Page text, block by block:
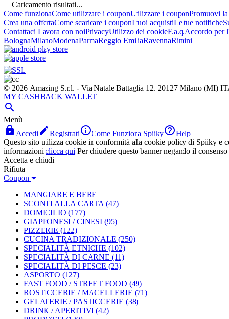
Caricamento risultati...
Come funzionaCome utilizzare i couponUtilizzare i couponPromuovi la
Crea una offertaCome scaricare i couponI tuoi acquistiLe tue notifiche
Contattaci Lavora con noiPrivacyUtilizzo dei cookieF.a.q.Accordo per
BolognaMilanoModenaParmaReggio EmiliaRavennaRimini
© 2026 Amazing S.r.l. - Via Natale Battaglia 12, 20127 Milano (MI)
MY CASHBACK WALLET

Menù
 Accedi RegistratiCome Funziona SpiikyHelp
Questo sito utilizza cookie in conformità alla cookie policy di Spiiky e
informazioni clicca qui Per chiudere questo banner negando il consenso
Accetta e chiudi
Rifiuta
Coupon
MANGIARE E BERE
SCONTI ALLA CARTA (47)
DOMICILIO (177)
GIAPPONESI / CINESI (95)
PIZZERIE (122)
CUCINA TRADIZIONALE (250)
SPECIALITÀ ETNICHE (102)
SPECIALITÀ DI CARNE (11)
SPECIALITÀ DI PESCE (23)
ASPORTO (127)
FAST FOOD / STREET FOOD (49)
ROSTICCERIE / MACELLERIE (71)
GELATERIE / PASTICCERIE (38)
DRINK / APERITIVI (42)